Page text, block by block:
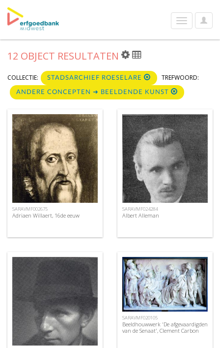
User
Toggle
navigation
12 OBJECT RESULTATEN
COLLECTIE: STADSARCHIEF ROESELARE TREFWOORD:
ANDERE CONCEPTEN ➜ BEELDENDE KUNST
SARAVMF002675
Adriaen Willaert, 16de eeuw
SARAVMF024284
Albert Alleman
SARAVMF020105
Beeldhouwwerk 'De afgevaardigden
van de Senaat', Clement Carbon